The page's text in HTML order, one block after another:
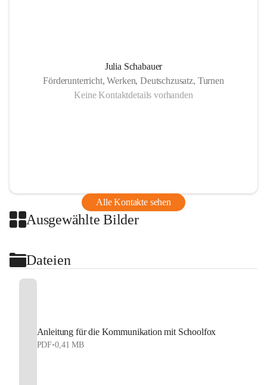
Julia Schabauer
Förderunterricht, Werken, Deutschzusatz, Turnen
Keine Kontaktdetails vorhanden
Alle Kontakte sehen
Ausgewählte Bilder
Dateien
Anleitung für die Kommunikation mit Schoolfox
PDF•0,41 MB